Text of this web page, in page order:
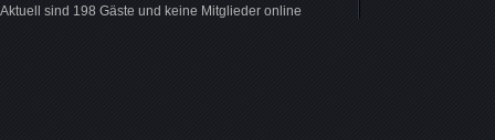
Aktuell sind 198 Gäste und keine Mitglieder online